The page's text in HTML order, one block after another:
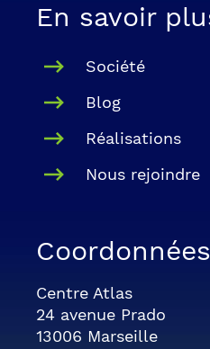
En savoir
Société
Blog
Réalisations
Nous rejoindre
Coordonnées
Centre Atlas
24 avenue Prado
13006 Marseille